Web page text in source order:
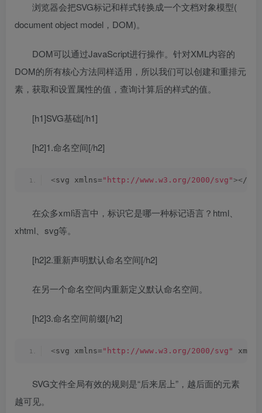
浏览器会把SVG标记和样式转换成一个文档对象模型(
document object model，DOM)。
DOM可以通过JavaScript进行操作。针对XML内容的
DOM的所有核心方法同样适用，所以我们可以创建和重排元
素，获取和设置属性的值，查询计算后的样式的值。
[h1]SVG基础[/h1]
[h2]1.命名空间[/h2]
<svg xmlns= "http://www.w3.org/2000/svg">< /svg
在众多xml语言中，标识它是哪一种标记语言？html、
xhtml、svg等。
[h2]2.重新声明默认命名空间[/h2]
在另一个命名空间内重新定义默认命名空间。
[h2]3.命名空间前缀[/h2]
<svg xmlns= "http://www.w3.org/2000/svg"
SVG文件全局有效的规则是“后来居上”，越后面的元素
越可见。